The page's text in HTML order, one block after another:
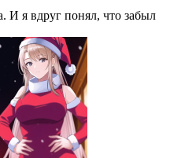
И я вдруг понял, что забыл